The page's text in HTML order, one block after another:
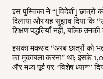
इस पुस्तिका ने “[विदेशी] छात्रों
दिलाया और यह सुझाव दिया कि
शिक्षण पद्धतियाँ नहीं, बल्कि
इसका मकसद “अरब छात्रों को
का मुकाबला करना” था; इसके
और मध्य-पूर्व पर “विशेष ध्यान”